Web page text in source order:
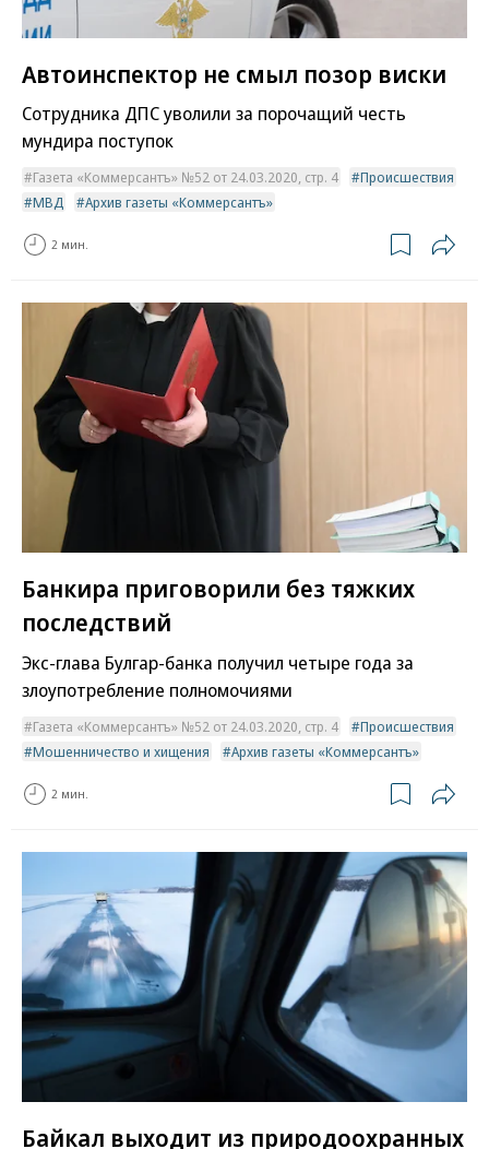
Автоинспектор не смыл позор виски
Сотрудника ДПС уволили за порочащий честь
мундира поступок
Газета «Коммерсантъ» №52 от 24.03.2020, стр. 4
Происшествия
МВД
Архив газеты «Коммерсантъ»
2 мин.
Банкира приговорили без тяжких
последствий
Экс-глава Булгар-банка получил четыре года за
злоупотребление полномочиями
Газета «Коммерсантъ» №52 от 24.03.2020, стр. 4
Происшествия
Мошенничество и хищения
Архив газеты «Коммерсантъ»
2 мин.
Байкал выходит из природоохранных